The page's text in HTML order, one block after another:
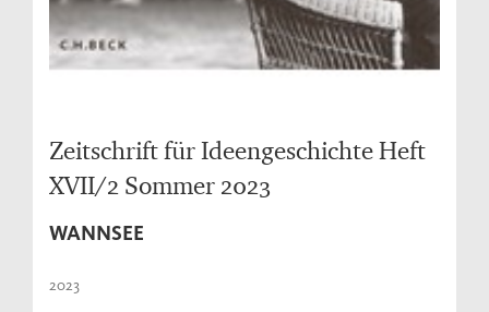
Zeitschrift für Ideengeschichte Heft
XVII/2 Sommer 2023
WANNSEE
2023